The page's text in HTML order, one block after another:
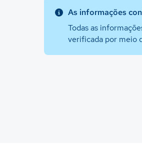
As informações
Todas as
verificada por meio